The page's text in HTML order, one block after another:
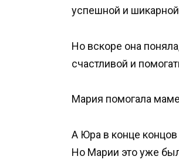
успешной и
Но вскоре она
счастливой и
Мария помогала
А Юра в конце
Но Марии это уже